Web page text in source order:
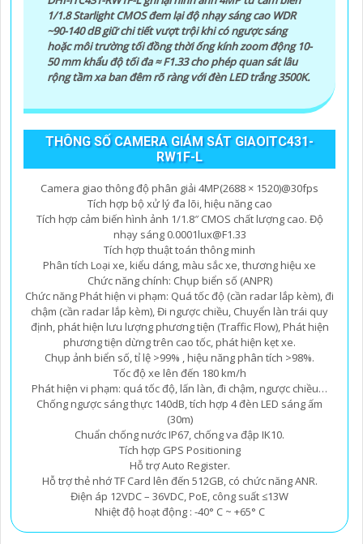
1/1.8 Starlight CMOS đem lại độ nhạy sáng cao WDR
~90-140 dB giữ chi tiết vượt trội khi có ngược sáng
hoặc môi trường tối đồng thời ống kính zoom động 10-
50 mm khẩu độ tối đa ≈ F1.33 cho phép quan sát lâu
rộng tầm xa ban đêm rõ ràng với đèn LED trắng 3500K.
THÔNG SỐ CAMERA GIÁM SÁT GIAOITC431-
RW1F-L
Camera giao thông độ phân giải 4MP(2688 × 1520)@30fps
Tích hợp bộ xử lý đa lõi, hiệu năng cao
Tích hợp cảm biến hình ảnh 1/1.8″ CMOS chất lượng cao. Độ
nhạy sáng 0.0001lux@F1.33
Tích hợp thuật toán thông minh
Phân tích Loại xe, kiểu dáng, màu sắc xe, thương hiệu xe
Chức năng chính: Chụp biển số (ANPR)
Chức năng Phát hiện vi phạm: Quá tốc độ (cần radar lắp kèm), đi
chậm (cần radar lắp kèm), Đi ngược chiều, Chuyển làn trái quy
định, phát hiện lưu lượng phương tiện (Traffic Flow), Phát hiện
phương tiện dừng trên cao tốc, phát hiện kẹt xe.
Chụp ảnh biển số, tỉ lệ >99% , hiệu năng phân tích >98%.
Tốc độ xe lên đến 180 km/h
Phát hiện vi phạm: quá tốc độ, lấn làn, đi chậm, ngược chiều…
Chống ngược sáng thực 140dB, tích hợp 4 đèn LED sáng ấm
(30m)
Chuẩn chống nước IP67, chống va đập IK10.
Tích hợp GPS Positioning
Hỗ trợ Auto Register.
Hỗ trợ thẻ nhớ TF Card lên đến 512GB, có chức năng ANR.
Điện áp 12VDC – 36VDC, PoE, công suất ≤13W
Nhiệt độ hoạt động : -40° C ~ +65° C